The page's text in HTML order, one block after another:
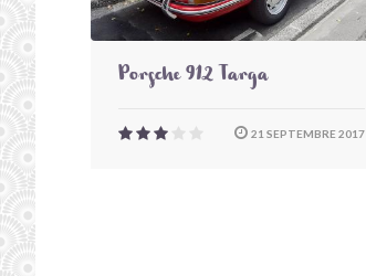
Porsche 912 Targa
21 SEPTEMBRE 2017